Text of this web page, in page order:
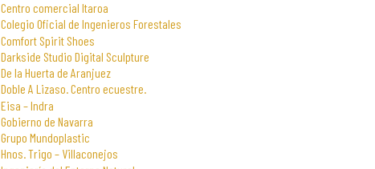
Centro comercial Itaroa
Colegio Oficial de Ingenieros Forestales
Comfort Spirit Shoes
Darkside Studio Digital Sculpture
De la Huerta de Aranjuez
Doble A Lizaso. Centro ecuestre.
Eisa – Indra
Gobierno de Navarra
Grupo Mundoplastic
Hnos. Trigo – Villaconejos